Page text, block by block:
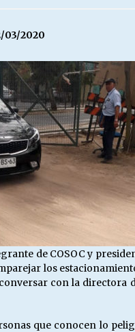
TRABAJADORES,
LABORAL:
A SER ALTERNATIVA
06/2026
a los ricos, Save Our Souls
Nuestras Almas)
04/2026
03/2020
de COSOC y
los
con la directora
que conocen lo